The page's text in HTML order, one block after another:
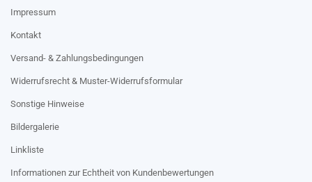
Impressum
Kontakt
Versand- & Zahlungsbedingungen
Widerrufsrecht & Muster-Widerrufsformular
Sonstige Hinweise
Bildergalerie
Linkliste
Informationen zur Echtheit von Kundenbewertungen